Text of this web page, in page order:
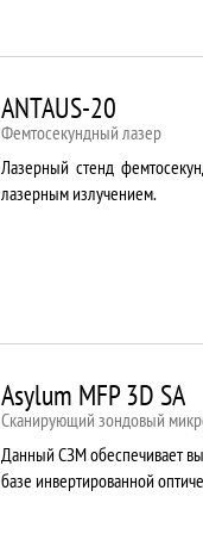
ANTAUS-20
Фемтосекундный лазер
Лазерный стенд
лазерным излучением.
Asylum MFP 3D SA
Сканирующий зондовый
Данный СЗМ обеспечивает
базе инвертированной